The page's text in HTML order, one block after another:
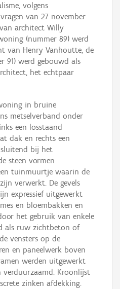
volgens
van 27 november
architect Willy
(nummer 89) werd
van Henry Vanhoutte, de
91) werd gebouwd als
het echtpaar
in bruine
metselverband onder
een losstaand
dak en rechts een
bij het
steen vormen
tuinmuurtje waarin de
verwerkt. De gevels
expressief uitgewerkt
en bloembakken en
het gebruik van enkele
als ruw zichtbeton of
vensters op de
en paneelwerk boven
werden uitgewerkt
Kroonlijst
zinken afdekking.